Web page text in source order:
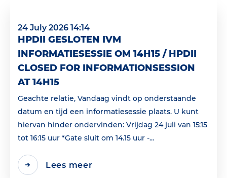
24 July 2026 14:14
HPDII GESLOTEN IVM
INFORMATIESESSIE OM 14H15 / HPDII
CLOSED FOR INFORMATIONSESSION
AT 14H15
Geachte relatie, Vandaag vindt op onderstaande
datum en tijd een informatiesessie plaats. U kunt
hiervan hinder ondervinden: Vrijdag 24 juli van 15:15
tot 16:15 uur *Gate sluit om 14.15 uur -...
Lees meer